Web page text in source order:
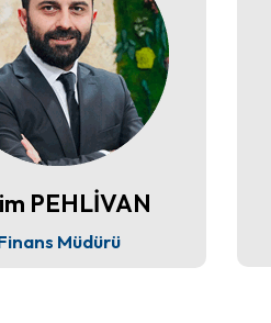
PEHLİVAN
Müdürü